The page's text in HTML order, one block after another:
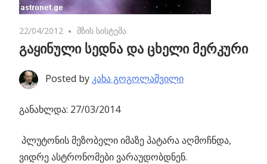
22/04/2012 2 comments
მზის სისტემა
გაყინული სედნა და ცხელი მერკური
Posted by კახა გოგოლაშვილი
განახლდა: 27/03/2014
პლუტონის მეზობელი იმაზე პატარა აღმოჩნდა,
ვიდრე ასტრონომები ვარაუდობდნენ.